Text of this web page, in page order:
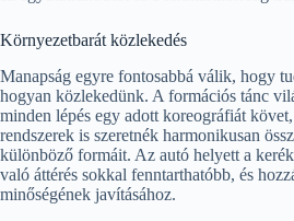
Környezetbarát közlekedés
Manapság egyre fontosabbá válik, hogy
hogyan közlekedünk. A formációs tánc
minden lépés egy adott koreográfiát
rendszerek is szeretnék harmonikusan
különböző formáit. Az autó helyett a
való áttérés sokkal fenntarthatóbb, és
minőségének javításához.